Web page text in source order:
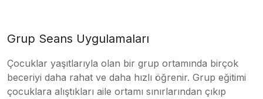
Grup Seans Uygulamaları
Çocuklar yaşıtlarıyla olan bir grup ortamında birçok
beceriyi daha rahat ve daha hızlı öğrenir. Grup eğitimi
çocuklara alıştıkları aile ortamı sınırlarından çıkıp